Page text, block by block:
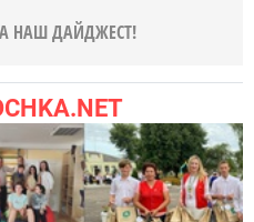
НАШ ДАЙДЖЕСТ!